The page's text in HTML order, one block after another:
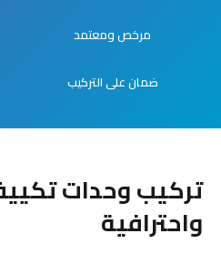
مرخص ومعتمد
ضمان على التركيب
تركيب وحدات
واحترافية